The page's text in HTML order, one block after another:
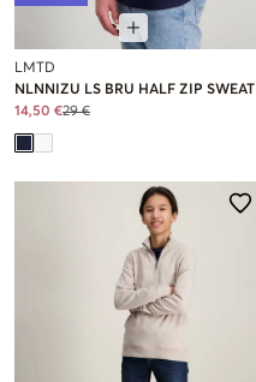
LMTD
NLNNIZU LS BRU HALF ZIP SWEAT
14,50 €29 €